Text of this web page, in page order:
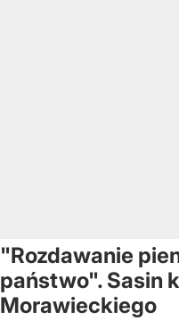
"Rozdawanie
państwo". Sasin
Morawieckiego